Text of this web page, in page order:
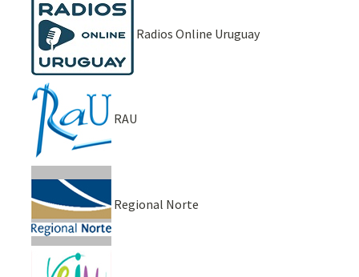
Radios Online Uruguay
RAU
Regional Norte